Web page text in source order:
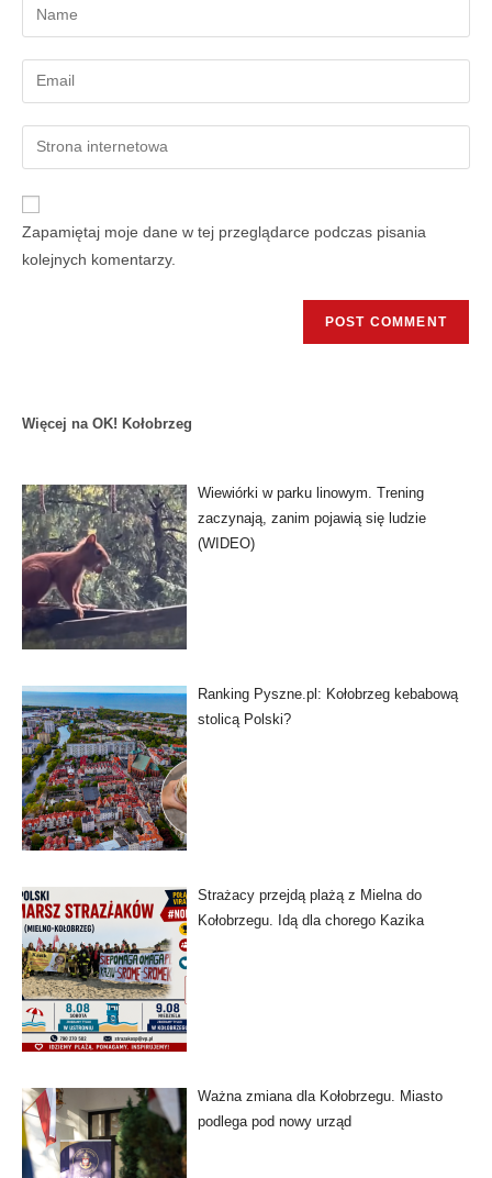
Zapamiętaj moje dane w tej przeglądarce podczas pisania
kolejnych komentarzy.
Więcej na OK! Kołobrzeg
Wiewiórki w parku linowym. Trening
zaczynają, zanim pojawią się ludzie
(WIDEO)
Ranking Pyszne.pl: Kołobrzeg kebabową
stolicą Polski?
Strażacy przejdą plażą z Mielna do
Kołobrzegu. Idą dla chorego Kazika
Ważna zmiana dla Kołobrzegu. Miasto
podlega pod nowy urząd